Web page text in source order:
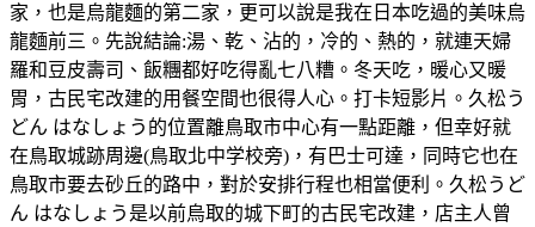
家，也是烏龍麵的第二家，更可以說是我在日本吃過的美味烏
龍麵前三。先說結論:湯、乾、沾的，冷的、熱的，就連天婦
羅和豆皮壽司、飯糰都好吃得亂七八糟。冬天吃，暖心又暖
胃，古民宅改建的用餐空間也很得人心。打卡短影片。久松う
どん はなしょう的位置離鳥取市中心有一點距離，但幸好就
在鳥取城跡周邊(鳥取北中学校旁)，有巴士可達，同時它也在
鳥取市要去砂丘的路中，對於安排行程也相當便利。久松うど
ん はなしょう是以前烏取的城下町的古民宅改建，店主人曾